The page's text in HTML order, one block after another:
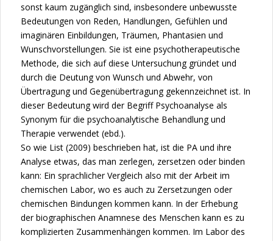
sonst kaum zugänglich sind, insbesondere unbewusste
Bedeutungen von Reden, Handlungen, Gefühlen und
imaginären Einbildungen, Träumen, Phantasien und
Wunschvorstellungen. Sie ist eine psychotherapeutische
Methode, die sich auf diese Untersuchung gründet und
durch die Deutung von Wunsch und Abwehr, von
Übertragung und Gegenübertragung gekennzeichnet ist. In
dieser Bedeutung wird der Begriff Psychoanalyse als
Synonym für die psychoanalytische Behandlung und
Therapie verwendet (ebd.).
So wie List (2009) beschrieben hat, ist die PA und ihre
Analyse etwas, das man zerlegen, zersetzen oder binden
kann: Ein sprachlicher Vergleich also mit der Arbeit im
chemischen Labor, wo es auch zu Zersetzungen oder
chemischen Bindungen kommen kann. In der Erhebung
der biographischen Anamnese des Menschen kann es zu
komplizierten Zusammenhängen kommen. Im Labor des